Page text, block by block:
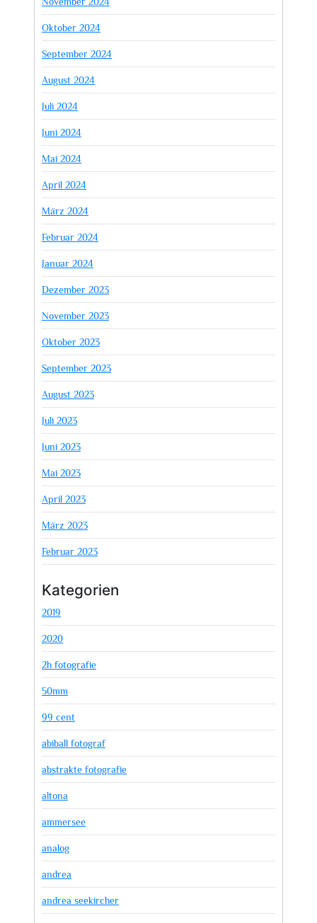
Oktober 2024
September 2024
August 2024
Juli 2024
Juni 2024
Mai 2024
April 2024
März 2024
Februar 2024
Januar 2024
Dezember 2023
November 2023
Oktober 2023
September 2023
August 2023
Juli 2023
Juni 2023
Mai 2023
April 2023
März 2023
Februar 2023
Kategorien
2019
2020
2h fotografie
50mm
99 cent
abiball fotograf
abstrakte fotografie
altona
ammersee
analog
andrea
andrea seekircher